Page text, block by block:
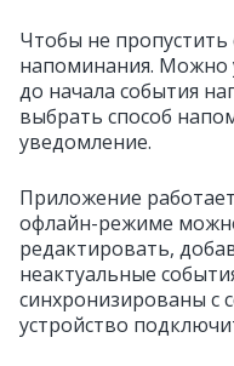
Чтобы не
напоминания. Можно
до начала события
выбрать способ
уведомление.
Приложение
офлайн-режиме
редактировать,
неактуальные
синхронизированы с
устройство